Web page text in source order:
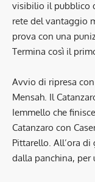
visibilio il pubblico
rete del vantaggio
prova con una
Termina così il
Avvio di ripresa
Mensah. Il
Iemmello che
Catanzaro con
Pittarello. All’ora
dalla panchina, per